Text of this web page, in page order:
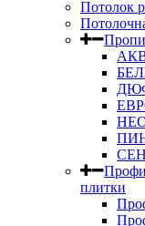
Потолок
плитки